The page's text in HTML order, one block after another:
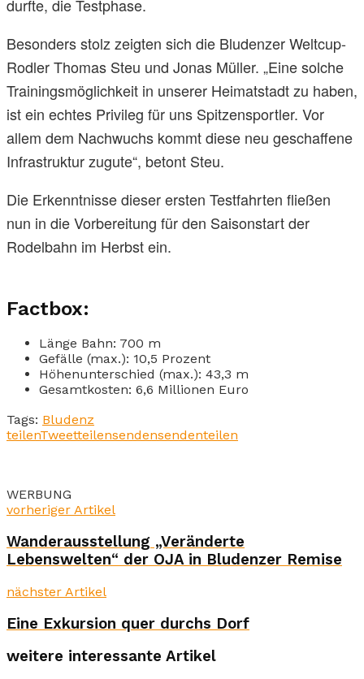
durfte, die Testphase.
Besonders stolz zeigten sich die Bludenzer Weltcup-
Rodler Thomas Steu und Jonas Müller. „Eine solche
Trainingsmöglichkeit in unserer Heimatstadt zu haben,
ist ein echtes Privileg für uns Spitzensportler. Vor
allem dem Nachwuchs kommt diese neu geschaffene
Infrastruktur zugute“, betont Steu.
Die Erkenntnisse dieser ersten Testfahrten fließen
nun in die Vorbereitung für den Saisonstart der
Rodelbahn im Herbst ein.
Factbox:
Länge Bahn: 700 m
Gefälle (max.): 10,5 Prozent
Höhenunterschied (max.): 43,3 m
Gesamtkosten: 6,6 Millionen Euro
Tags: Bludenz
teilenTweetteilensendensendenteilen
WERBUNG
vorheriger Artikel
Wanderausstellung „Veränderte
Lebenswelten“ der OJA in Bludenzer Remise
nächster Artikel
Eine Exkursion quer durchs Dorf
weitere interessante Artikel